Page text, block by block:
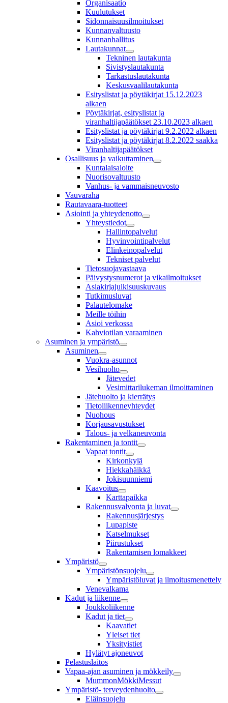
Organisaatio
Kuulutukset
Sidonnaisuusilmoitukset
Kunnanvaltuusto
Kunnanhallitus
Lautakunnat
Tekninen lautakunta
Sivistyslautakunta
Tarkastuslautakunta
Keskusvaalilautakunta
Esityslistat ja pöytäkirjat 15.12.2023
alkaen
Pöytäkirjat, esityslistat ja
viranhaltijapäätökset 23.10.2023 alkaen
Esityslistat ja pöytäkirjat 9.2.2022 alkaen
Esityslistat ja pöytäkirjat 8.2.2022 saakka
Viranhaltijapäätökset
Osallisuus ja vaikuttaminen
Kuntalaisaloite
Nuorisovaltuusto
Vanhus- ja vammaisneuvosto
Vauvaraha
Rautavaara-tuotteet
Asiointi ja yhteydenotto
Yhteystiedot
Hallintopalvelut
Hyvinvointipalvelut
Elinkeinopalvelut
Tekniset palvelut
Tietosuojavastaava
Päivystysnumerot ja vikailmoitukset
Asiakirjajulkisuuskuvaus
Tutkimusluvat
Palautelomake
Meille töihin
Asioi verkossa
Kahviotilan varaaminen
Asuminen ja ympäristö
Asuminen
Vuokra-asunnot
Vesihuolto
Jätevedet
Vesimittarilukeman ilmoittaminen
Jätehuolto ja kierrätys
Tietoliikenneyhteydet
Nuohous
Korjausavustukset
Talous- ja velkaneuvonta
Rakentaminen ja tontit
Vapaat tontit
Kirkonkylä
Hiekkahäikkä
Jokisuunniemi
Kaavoitus
Karttapaikka
Rakennusvalvonta ja luvat
Rakennusjärjestys
Lupapiste
Katselmukset
Piirustukset
Rakentamisen lomakkeet
Ympäristö
Ympäristönsuojelu
Ympäristöluvat ja ilmoitusmenettely
Venevalkama
Kadut ja liikenne
Joukkoliikenne
Kadut ja tiet
Kaavatiet
Yleiset tiet
Yksityistiet
Hylätyt ajoneuvot
Pelastuslaitos
Vapaa-ajan asuminen ja mökkeily
MummonMökkiMessut
Ympäristö- terveydenhuolto
Eläinsuojelu